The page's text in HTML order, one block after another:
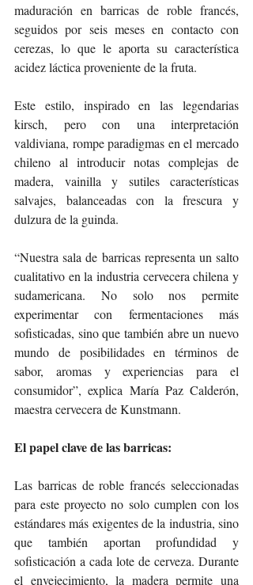
maduración en barricas de roble francés,
seguidos por seis meses en contacto con
cerezas, lo que le aporta su característica
acidez láctica proveniente de la fruta.
Este estilo, inspirado en las legendarias
kirsch, pero con una interpretación
valdiviana, rompe paradigmas en el mercado
chileno al introducir notas complejas de
madera, vainilla y sutiles características
salvajes, balanceadas con la frescura y
dulzura de la guinda.
“Nuestra sala de barricas representa un salto
cualitativo en la industria cervecera chilena y
sudamericana. No solo nos permite
experimentar con fermentaciones más
sofisticadas, sino que también abre un nuevo
mundo de posibilidades en términos de
sabor, aromas y experiencias para el
consumidor”, explica María Paz Calderón,
maestra cervecera de Kunstmann.
El papel clave de las barricas:
Las barricas de roble francés seleccionadas
para este proyecto no solo cumplen con los
estándares más exigentes de la industria, sino
que también aportan profundidad y
sofisticación a cada lote de cerveza. Durante
el envejecimiento, la madera permite una